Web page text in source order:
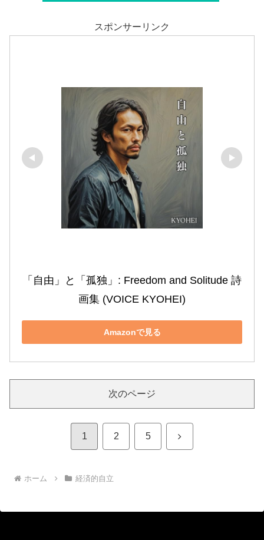
スポンサーリンク
「自由」と「孤独」: Freedom and Solitude 詩
画集 (VOICE KYOHEI)
Amazonで見る
次のページ
1 2 5 次
ホーム 経済的自立